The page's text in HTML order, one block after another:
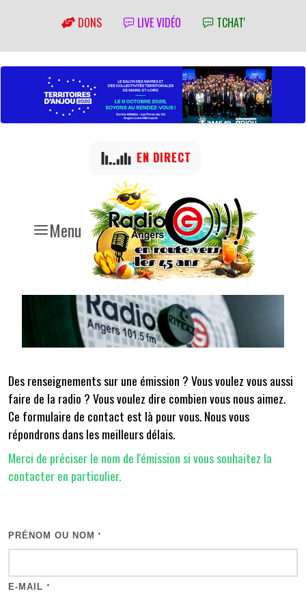
DONS LIVE VIDÉO TCHAT'
Menu
EN DIRECT
Des renseignements sur une émission ? Vous voulez vous aussi
faire de la radio ? Vous voulez dire combien vous nous aimez.
Ce formulaire de contact est là pour vous. Nous vous
répondrons dans les meilleurs délais.
Merci de préciser le nom de l'émission si vous souhaitez la
contacter en particulier.
PRÉNOM OU NOM *
E-MAIL *